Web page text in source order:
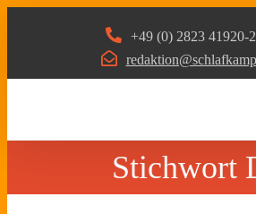
+49 (0) 2823 41920-
Stichwort